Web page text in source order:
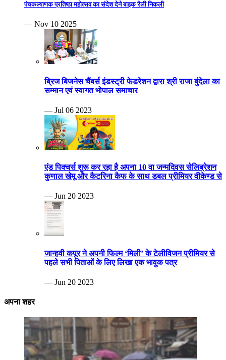
पंचकल्याणक प्रतिष्ठा महोत्सव का संदेश देने बाइक रैली निकली
— Nov 10 2025
ब्रिज बिजनेस चैंबर्स इंडस्ट्री फेडरेशन द्वारा श्री राजा बुंदेला का
सम्मान एवं स्वागत भोपाल समाचार
— Jul 06 2023
एंड पिक्चर्स शुरू कर रहा है अपना 10 वा जन्मदिवस सेलिब्रेशन
कुणाल खेमू और कैटरिना कैफ के साथ डबल प्रीमियर वीकेण्ड से
— Jun 20 2023
जान्हवी कपूर ने अपनी फिल्म ‘मिली’ के टेलीविजन प्रीमियर से
पहले सभी पिताओं के लिए लिखा एक भावुक पत्र
— Jun 20 2023
अपना शहर